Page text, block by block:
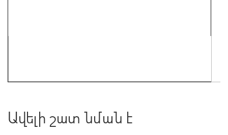
Ավելի շատ նման է